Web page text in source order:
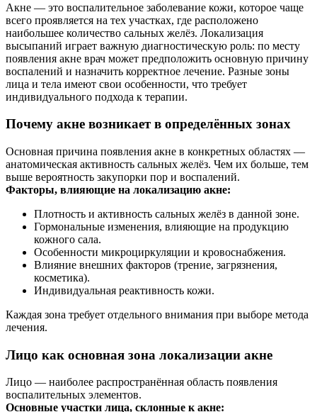
Акне — это воспалительное заболевание кожи, которое чаще
всего проявляется на тех участках, где расположено
наибольшее количество сальных желёз. Локализация
высыпаний играет важную диагностическую роль: по месту
появления акне врач может предположить основную причину
воспалений и назначить корректное лечение. Разные зоны
лица и тела имеют свои особенности, что требует
индивидуального подхода к терапии.
Почему акне возникает в определённых зонах
Основная причина появления акне в конкретных областях —
анатомическая активность сальных желёз. Чем их больше, тем
выше вероятность закупорки пор и воспалений.
Факторы, влияющие на локализацию акне:
Плотность и активность сальных желёз в данной зоне.
Гормональные изменения, влияющие на продукцию
кожного сала.
Особенности микроциркуляции и кровоснабжения.
Влияние внешних факторов (трение, загрязнения,
косметика).
Индивидуальная реактивность кожи.
Каждая зона требует отдельного внимания при выборе метода
лечения.
Лицо как основная зона локализации акне
Лицо — наиболее распространённая область появления
воспалительных элементов.
Основные участки лица, склонные к акне: